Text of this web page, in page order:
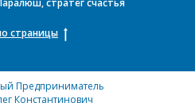
стратег счастья
страницы
Предприниматель
Константинович